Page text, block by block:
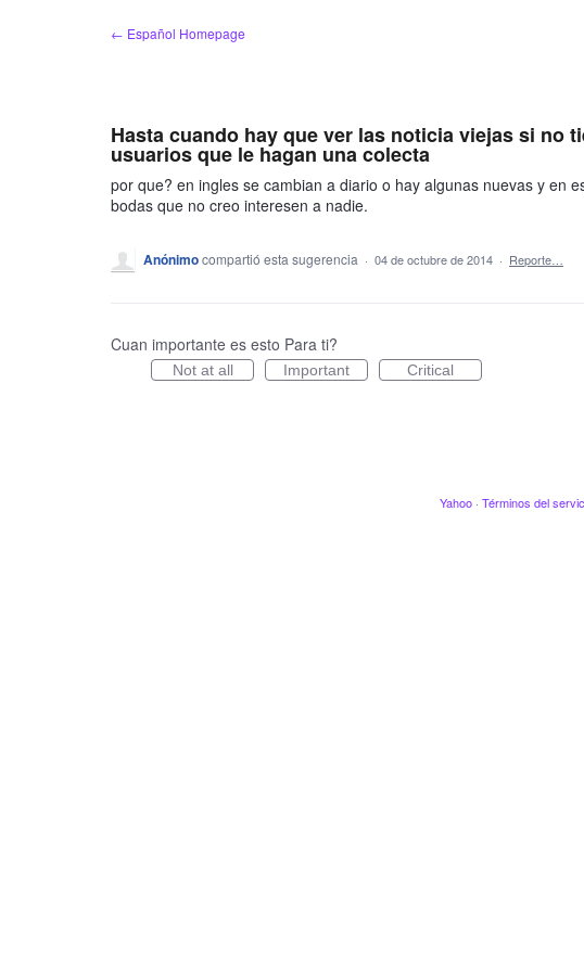
← Español Homepage
Hasta cuando hay que ver las noticia viejas si no
usuarios que le hagan una colecta
por que? en ingles se cambian a diario o hay algunas nuevas y en
bodas que no creo interesen a nadie.
Anónimocompartió esta sugerencia · 04 de octubre de 2014 · Reporte…
Cuan importante es esto Para ti?
Not at all Important Critical
Yahoo · Términos del